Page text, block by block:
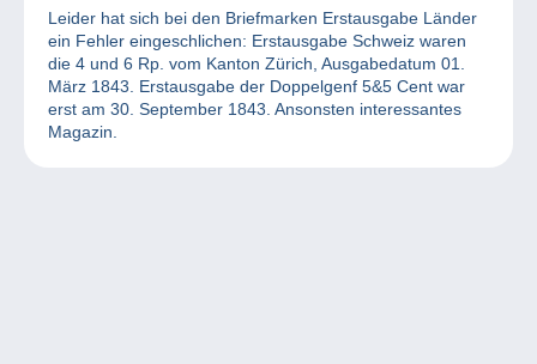
Leider hat sich bei den Briefmarken Erstausgabe Länder
ein Fehler eingeschlichen: Erstausgabe Schweiz waren
die 4 und 6 Rp. vom Kanton Zürich, Ausgabedatum 01.
März 1843. Erstausgabe der Doppelgenf 5&5 Cent war
erst am 30. September 1843. Ansonsten interessantes
Magazin.